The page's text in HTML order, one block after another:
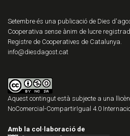
Setembre és una publicació de Dies
Cooperativa sense ànim de lucre
Registre de Cooperatives de Catalunya.
info@diesdagost.cat
Aquest contingut està subjecte a una
NoComercial-CompartirIgual 4.0
Amb la col·laboració de